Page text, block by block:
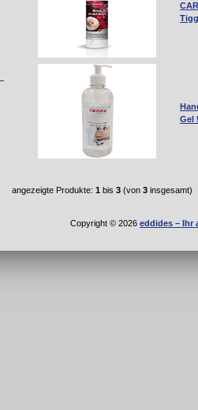
Gel
angezeigte Produkte: 1 bis 3 (von 3 insgesamt)
Copyright © 2026 eddides – Ihr